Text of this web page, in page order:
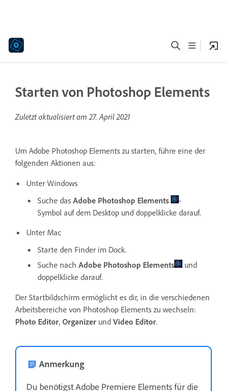
Starten von Photoshop Elements
Zuletzt aktualisiert am27. April 2021
Um Adobe Photoshop Elements zu starten, führe eine der
folgenden Aktionen aus:
Unter Windows
Suche das Adobe Photoshop Elements
-
Symbol auf dem Desktop und doppelklicke darauf.
Unter Mac
Starte den Finder im Dock.
Suche nach Adobe Photoshop Elements
und
doppelklicke darauf.
Der Startbildschirm ermöglicht es dir, in die verschiedenen
Arbeitsbereiche von Photoshop Elements zu wechseln:
Photo Editor, Organizer und Video Editor.
Anmerkung
Du benötigst Adobe Premiere Elements für die